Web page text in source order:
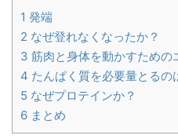
1 発端
2 なぜ登れなくなったか？
3 筋肉と身体を動かすための
4 たんぱく質を必要量とるの
5 なぜプロテインか？
6 まとめ